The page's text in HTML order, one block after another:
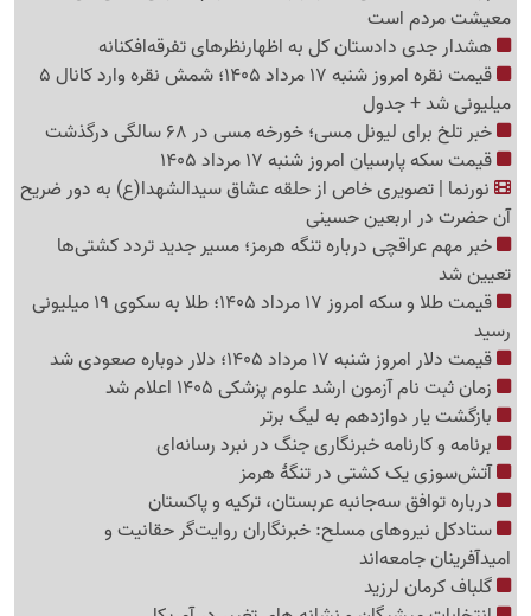
معیشت مردم است
هشدار جدی دادستان کل به اظهارنظرهای تفرقه‌افکنانه
قیمت نقره امروز شنبه 17 مرداد 1405؛ شمش نقره وارد کانال 5
میلیونی شد + جدول
خبر تلخ برای لیونل مسی؛ خورخه مسی در 68 سالگی درگذشت
قیمت سکه پارسیان امروز شنبه 17 مرداد 1405
نورنما | تصویری خاص از حلقه عشاق سیدالشهدا(ع) به دور ضریح
آن حضرت در اربعین حسینی
خبر مهم عراقچی درباره تنگه هرمز؛ مسیر جدید تردد کشتی‌ها
تعیین شد
قیمت طلا و سکه امروز 17 مرداد 1405؛ طلا به سکوی 19 میلیونی
رسید
قیمت دلار امروز شنبه 17 مرداد 1405؛ دلار دوباره صعودی شد
زمان ثبت نام آزمون ارشد علوم پزشکی 1405 اعلام شد
بازگشت یار دوازدهم به لیگ برتر
برنامه و کارنامه خبرنگاری جنگ در نبرد رسانه‌ای
آتش‌سوزی یک کشتی در تنگهٔ هرمز
درباره توافق سه‌جانبه عربستان، ترکیه و پاکستان
ستادکل نیروهای مسلح: خبرنگاران روایت‌گر حقانیت و
امیدآفرینان جامعه‌اند
گلباف کرمان لرزید